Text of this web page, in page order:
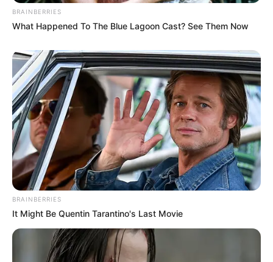
ΦΊΜΩΤΡΑ; ΤΟ ΚΡΆΤΟΣ! ΑΝ ΘΈΛΕΤΕ ΝΑ ΕΡΓΑΣΤΕΊΤΕ ΘΑ
ΠΡΈΠΕΙ ΝΑ ΚΆΝΕΤΕ ΣΥΧΝΆ ΤΕΣΤ ΤΟ ΟΠΟΊΟ ΘΑ
ΑΠΌ ΤΑ ΤΕΣΤ; ΤΟ ΚΡΆΤΟΣ! ΑΝ ΘΈΛΕΤΕ ΝΑ ΑΠΟΦΎΓΕΤΕ
ΌΛΑ ΑΥΤΆ ΚΑΙ ΝΑ ΒΡΕΊΤΕ ΤΟ ΔΊΚΙΟ ΣΑΣ ΘΑ ΠΡΈΠΕΙ ΝΑ
ΚΙΝΗΘΕΊΤΕ ΝΟΜΙΚΆ ΚΑΙ ΕΝΝΟΕΊΤΑΙ ΌΤΙ ΘΑ ΔΙΚΑΙΩΘΕΊΤΕ.
ΝΑΙ ΑΛΛΆ ΑΥΤΌ ΈΧΕΙ ΚΌΣΤΟΣ, ΔΙΚΗΓΌΡΟ,
ΠΑΡΆΣΤΑΣΗ, ΠΑΡΆΒΟΛΑ ΚΑΙ ΔΙΚΑΣΤΙΚΆ
ΈΞΟΔΑ.
ΠΟΙΟΣ ΚΕΡΔΊΖΕΙ ΑΠΌ ΑΥΤΆ; ΤΟ ΚΡΆΤΟΣ! ΚΑΤΑΛΆΒΑΤΕ
ΤΏΡΑ ΤΗΝ ΠΟΝΗΡΙΆ ΤΟΥΣ ΚΑΙ ΠΟΥ ΑΚΡΙΒΏΣ ΘΈΛΟΥΝ
ΝΑ ΣΑΣ ΟΔΗΓΉΣΟΥΝ; ΌΤΙ ΕΝΈΡΓΕΙΑ ΚΙ ΑΝ ΚΆΝΕΤΕ ΓΙΑ
ΚΌΣΤΟΣ ΑΠΌ ΤΟ ΟΠΟΊΟ ΚΕΡΔΊΖΕΙ ΤΟ ΚΡΆΤΟΣ. ΓΙ ΑΥΤΌ
ΣΑΣ ΑΠΕΙΛΟΎΝ. ΓΙΑ ΝΑ ΚΑΤΑΦΎΓΕΤΕ ΣΤΑ ΕΜΒÓΛΙΑ, ΤΑ
ΟΠΟΊΑ ΕΊΝΑΙ ΔΩΡΕΆΝ ΓΙΑ ΕΣΆΣ.
BRAINBERRIES
What Happened To The Blue Lagoon Cast? See Them Now
BRAINBERRIES
It Might Be Quentin Tarantino's Last Movie